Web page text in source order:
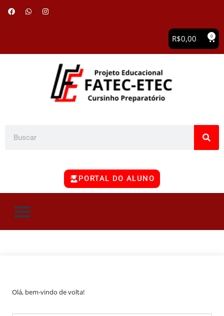
R$0,00 0
PORTAL DO ALUNO
Olá, bem-vindo de volta!